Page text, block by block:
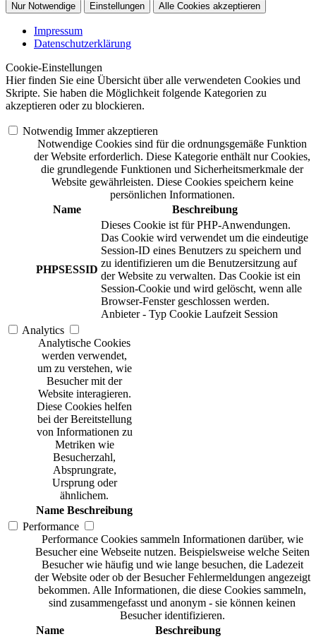
Nur Notwendige Einstellungen Alle Cookies akzeptieren
Impressum
Datenschutzerklärung
Cookie-Einstellungen
Hier finden Sie eine Übersicht über alle verwendeten Cookies und
Skripte. Sie haben die Möglichkeit folgende Kategorien zu
akzeptieren oder zu blockieren.
Notwendig Immer akzeptieren
Notwendige Cookies sind für die ordnungsgemäße Funktion
der Website erforderlich. Diese Kategorie enthält nur Cookies,
die grundlegende Funktionen und Sicherheitsmerkmale der
Website gewährleisten. Diese Cookies speichern keine
persönlichen Informationen.
Name
Beschreibung
PHPSESSID
Dieses Cookie ist für PHP-Anwendungen.
Das Cookie wird verwendet um die eindeutige
Session-ID eines Benutzers zu speichern und
zu identifizieren um die Benutzersitzung auf
der Website zu verwalten. Das Cookie ist ein
Session-Cookie und wird gelöscht, wenn alle
Browser-Fenster geschlossen werden.
Anbieter - Typ Cookie Laufzeit Session
Analytics
Analytische Cookies
werden verwendet,
um zu verstehen, wie
Besucher mit der
Website interagieren.
Diese Cookies helfen
bei der Bereitstellung
von Informationen zu
Metriken wie
Besucherzahl,
Absprungrate,
Ursprung oder
ähnlichem.
Name Beschreibung
Performance
Performance Cookies sammeln Informationen darüber, wie
Besucher eine Webseite nutzen. Beispielsweise welche Seiten
Besucher wie häufig und wie lange besuchen, die Ladezeit
der Website oder ob der Besucher Fehlermeldungen angezeigt
bekommen. Alle Informationen, die diese Cookies sammeln,
sind zusammengefasst und anonym - sie können keinen
Besucher identifizieren.
Name
Beschreibung